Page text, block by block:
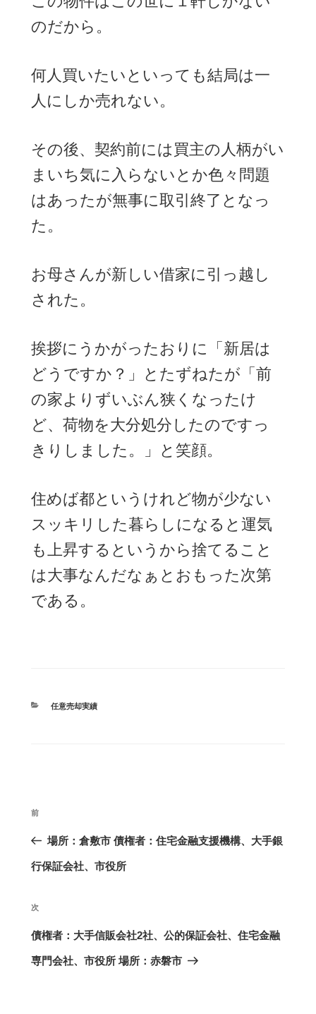
のだから。
何人買いたいといっても結局は一
人にしか売れない。
その後、契約前には買主の人柄がい
まいち気に入らないとか色々問題
はあったが無事に取引終了となっ
た。
お母さんが新しい借家に引っ越し
された。
挨拶にうかがったおりに「新居は
どうですか？」とたずねたが「前
の家よりずいぶん狭くなったけ
ど、荷物を大分処分したのですっ
きりしました。」と笑顔。
住めば都というけれど物が少ない
スッキリした暮らしになると運気
も上昇するというから捨てること
は大事なんだなぁとおもった次第
である。
カ
任意売却実績
稿
ナ
ビ
ョ
ン
過
去
の
前
場所：倉敷市 債権者：住宅金融支援機構、大手銀
行保証会社、市役所
次
の
投
次
債権者：大手信販会社2社、公的保証会社、住宅金融
専門会社、市役所 場所：赤磐市